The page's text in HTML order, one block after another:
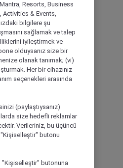
Resorts, Business
Activities & Events,
bilgilere şu
sağlamak ve talep
iyileştirmek ve
olduysanız size bir
olanak tanımak; (vi)
Her bir cihazınız
seçenekleri arasında
(paylaştıysanız)
size hedefli reklamlar
Verileriniz, bu üçüncü
"Kişiselleştir" butonu
"Kişiselleştir" butonuna